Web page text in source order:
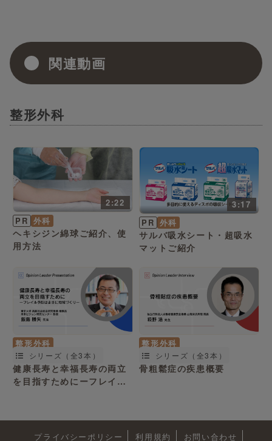
関連動画
整形外科
2:22
PR 外科
ヘキシジン綿球ご紹介、使
用方法
3:17
PR 外科
サルバ吸水シート・超吸水
マットご紹介
整形外科
シリーズ（全3本）
健康長寿と幸福長寿の両立
を目指すためにーフレイル
整形外科
シリーズ（全3本）
骨粗鬆症の疾患概要
プライバシーポリシー 利用規約 お問い合わせ